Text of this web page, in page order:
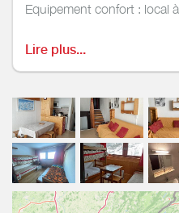
Equipement confort : local
Prestations payantes :
housses de couette et taies
Lire plus...